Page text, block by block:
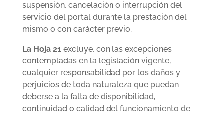
suspensión, cancelación o interrupción del
servicio del portal durante la prestación del
mismo o con carácter previo.
La Hoja 21excluye, con las excepciones
contempladas en la legislación vigente,
cualquier responsabilidad por los daños y
perjuicios de toda naturaleza que puedan
deberse a la falta de disponibilidad,
continuidad o calidad del funcionamiento de